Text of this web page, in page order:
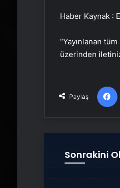
Haber Kaynak :
“Yayınlanan
üzerinden
Paylaş
Sonrakini